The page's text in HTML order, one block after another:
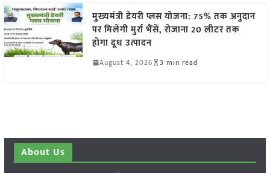
मुख्यमंत्री डेयरी प्लस योजना: 75% तक अनुदान
पर मिलेंगी मुर्रा भैंसें, रोजाना 20 लीटर तक
होगा दूध उत्पादन
August 4, 2026 3 min read
About Us